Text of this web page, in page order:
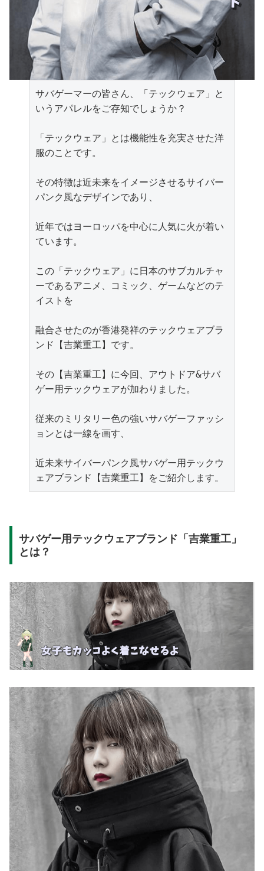
サバゲーマーの皆さん、「テックウェア」と
いうアパレルをご存知でしょうか？
「テックウェア」とは機能性を充実させた洋
服のことです。
その特徴は近未来をイメージさせるサイバー
パンク風なデザインであり、
近年ではヨーロッパを中心に人気に火が着い
ています。
この「テックウェア」に日本のサブカルチャ
ーであるアニメ、コミック、ゲームなどのテ
イストを
融合させたのが香港発祥のテックウェアブラ
ンド【吉業重工】です。
その【吉業重工】に今回、アウトドア&サバ
ゲー用テックウェアが加わりました。
従来のミリタリー色の強いサバゲーファッシ
ョンとは一線を画す、
近未来サイバーパンク風サバゲー用テックウ
ェアブランド【吉業重工】をご紹介します。
サバゲー用テックウェアブランド「吉業重工」
とは？